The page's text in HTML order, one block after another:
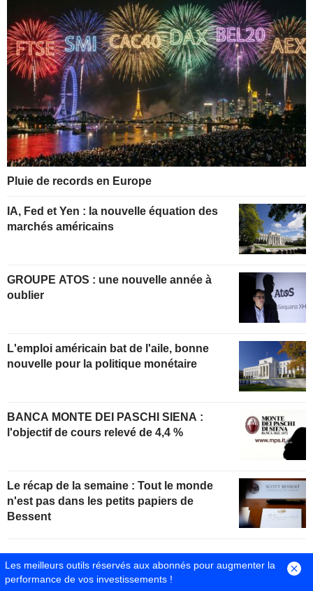
Pluie de records en Europe
IA, Fed et Yen : la nouvelle équation des
marchés américains
GROUPE ATOS : une nouvelle année à
oublier
L'emploi américain bat de l'aile, bonne
nouvelle pour la politique monétaire
BANCA MONTE DEI PASCHI SIENA :
l'objectif de cours relevé de 4,4 %
Le récap de la semaine : Tout le monde
n'est pas dans les petits papiers de
Bessent
Dernières actualités
Les meilleurs outils réservés aux abonnés pour augmenter la
performance de vos investissements !